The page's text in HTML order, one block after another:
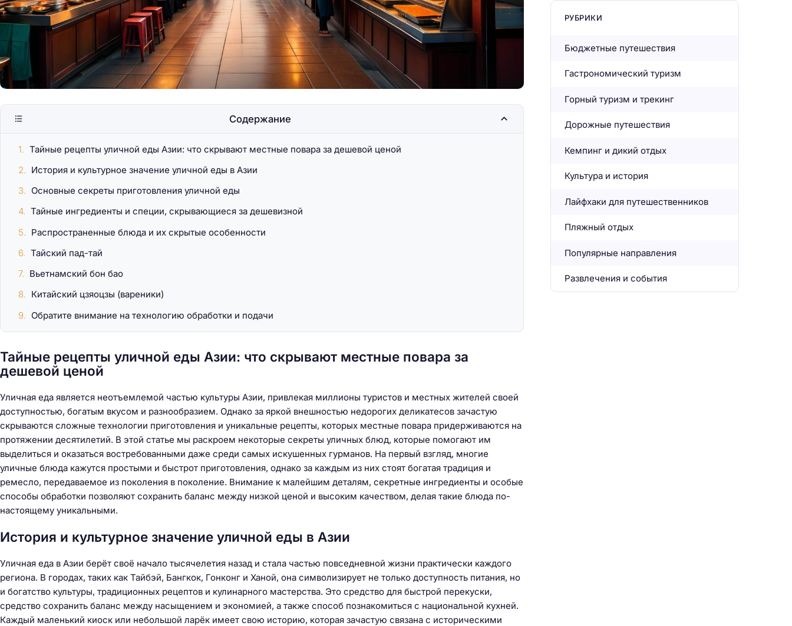
Тайные рецепты уличной еды Азии: что скрывают местные повара за
дешевой ценой
Уличная еда является неотъемлемой частью культуры Азии, привлекая миллионы туристов и местных жителей своей
доступностью, богатым вкусом и разнообразием. Однако за яркой внешностью недорогих деликатесов зачастую
скрываются сложные технологии приготовления и уникальные рецепты, которых местные повара придерживаются на
протяжении десятилетий. В этой статье мы раскроем некоторые секреты уличных блюд, которые помогают им
выделиться и оказаться востребованными даже среди самых искушенных гурманов. На первый взгляд, многие
уличные блюда кажутся простыми и быстрот приготовления, однако за каждым из них стоят богатая традиция и
ремесло, передаваемое из поколения в поколение. Внимание к малейшим деталям, секретные ингредиенты и особые
способы обработки позволяют сохранить баланс между низкой ценой и высоким качеством, делая такие блюда по-
настоящему уникальными.
История и культурное значение уличной еды в Азии
Уличная еда в Азии берёт своё начало тысячелетия назад и стала частью повседневной жизни практически каждого
региона. В городах, таких как Тайбэй, Бангкок, Гонконг и Ханой, она символизирует не только доступность питания, но
и богатство культуры, традиционных рецептов и кулинарного мастерства. Это средство для быстрой перекуски,
средство сохранить баланс между насыщением и экономией, а также способ познакомиться с национальной кухней.
Каждый маленький киоск или небольшой ларёк имеет свою историю, которая зачастую связана с историческими
Содержание
Тайные рецепты уличной еды Азии: что скрывают местные повара за дешевой ценой
История и культурное значение уличной еды в Азии
Основные секреты приготовления уличной еды
Тайные ингредиенты и специи, скрывающиеся за дешевизной
Распространенные блюда и их скрытые особенности
Тайский пад-тай
Вьетнамский бон бао
Китайский цзяоцзы (вареники)
Обратите внимание на технологию обработки и подачи
РУБРИКИ
Бюджетные путешествия
Гастрономический туризм
Горный туризм и трекинг
Дорожные путешествия
Кемпинг и дикий отдых
Культура и история
Лайфхаки для путешественников
Пляжный отдых
Популярные направления
Развлечения и события